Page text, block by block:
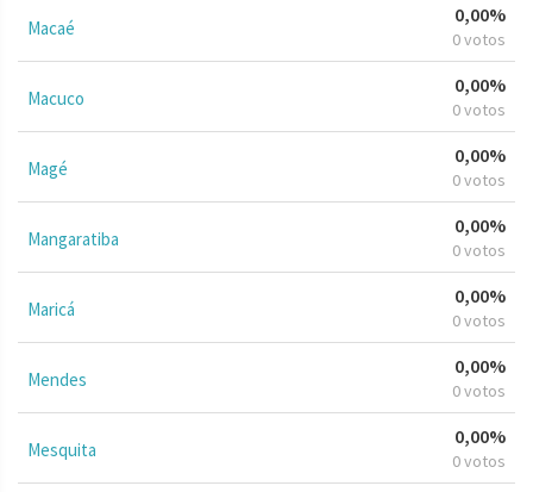
Macaé
0,00%
0 votos
Macuco
0,00%
0 votos
Magé
0,00%
0 votos
Mangaratiba
0,00%
0 votos
Maricá
0,00%
0 votos
Mendes
0,00%
0 votos
Mesquita
0,00%
0 votos